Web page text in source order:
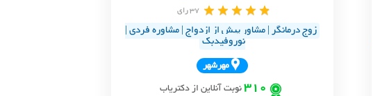
37 رای
زوج درمانگر | مشاور پیش از ازدواج | مشاوره فردی |
نوروفیدبک
مهرشهر
310 نوبت آنلاین از دکتریاب